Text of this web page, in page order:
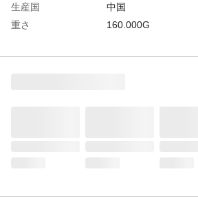
生産国
中国
重さ
160.000G